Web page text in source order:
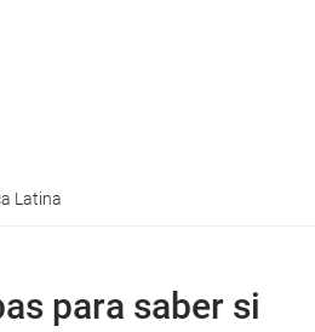
Latina
para saber si